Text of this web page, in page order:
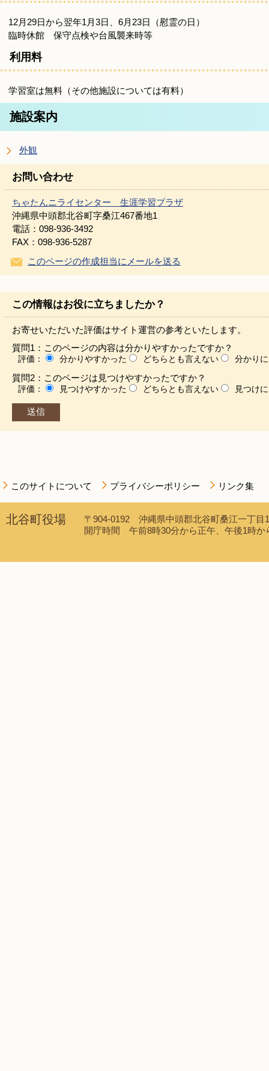
12月29日から翌年1月3日、6月23日（慰霊の日）
臨時休館 保守点検や台風襲来時等
利用料
学習室は無料（その他施設については有料）
施設案内
外観
お問い合わせ
ちゃたんニライセンター 生涯学習プラザ
沖縄県中頭郡北谷町字桑江467番地1
電話：098-936-3492
FAX：098-936-5287
このページの作成担当にメールを送る
この情報はお役に立ちましたか？
お寄せいただいた評価はサイト運営の参考といたします。
質問1：このページの内容は分かりやすかったですか？
評価： 分かりやすかった どちらとも言えない 分かり
質問2：このページは見つけやすかったですか？
評価： 見つけやすかった どちらとも言えない 見つけ
このサイトについて プライバシーポリシー リンク集
北谷町役場
〒904-0192 沖縄県中頭郡北谷町桑江一丁
開庁時間 午前8時30分から正午、午後1時か